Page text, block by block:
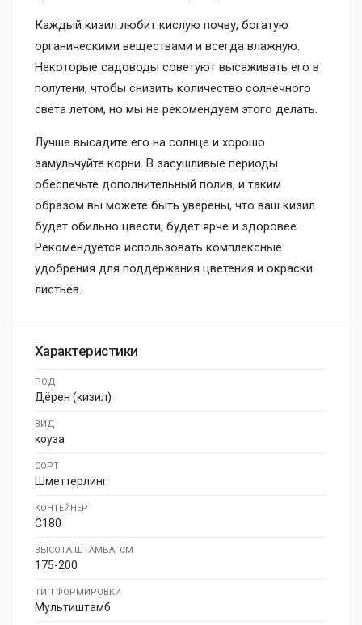
Каждый кизил любит кислую почву, богатую
органическими веществами и всегда влажную.
Некоторые садоводы советуют высаживать его в
полутени, чтобы снизить количество солнечного
света летом, но мы не рекомендуем этого делать.
Лучше высадите его на солнце и хорошо
замульчуйте корни. В засушливые периоды
обеспечьте дополнительный полив, и таким
образом вы можете быть уверены, что ваш кизил
будет обильно цвести, будет ярче и здоровее.
Рекомендуется использовать комплексные
удобрения для поддержания цветения и окраски
листьев.
Характеристики
РОД
Дёрен (кизил)
ВИД
коуза
СОРТ
Шметтерлинг
КОНТЕЙНЕР
C180
ВЫСОТА ШТАМБА, СМ
175-200
ТИП ФОРМИРОВКИ
Мультиштамб